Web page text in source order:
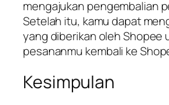
mengajukan pengembalian
Setelah itu, kamu dapat
yang diberikan oleh Shopee
pesananmu kembali ke
Kesimpulan